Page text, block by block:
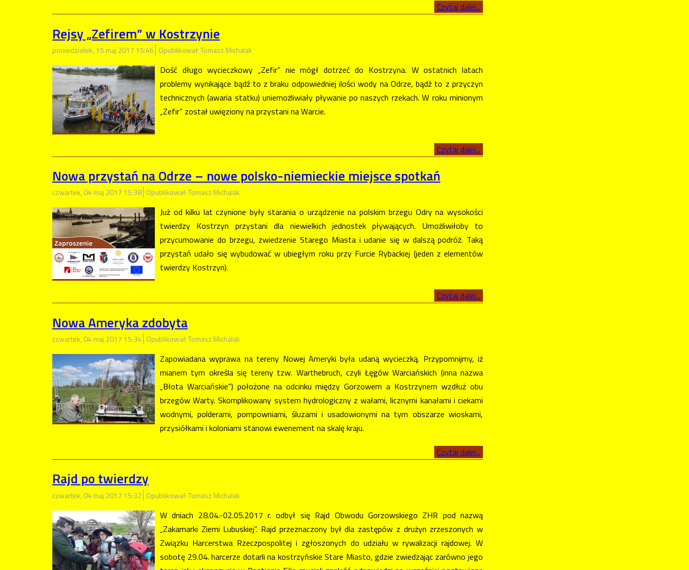
Czytaj dalej...
Rejsy „Zefirem” w Kostrzynie
poniedziałek, 15 maj 2017 15:46 Opublikował: Tomasz Michalak
Dość długo wycieczkowy „Zefir” nie mógł dotrzeć do Kostrzyna. W ostatnich latach
problemy wynikające bądź to z braku odpowiedniej ilości wody na Odrze, bądź to z przyczyn
technicznych (awaria statku) uniemożliwiały pływanie po naszych rzekach. W roku minionym
„Zefir” został uwięziony na przystani na Warcie.
Czytaj dalej...
Nowa przystań na Odrze – nowe polsko-niemieckie miejsce spotkań
czwartek, 04 maj 2017 15:38 Opublikował: Tomasz Michalak
Już od kilku lat czynione były starania o urządzenie na polskim brzegu Odry na wysokości
twierdzy Kostrzyn przystani dla niewielkich jednostek pływających. Umożliwiłoby to
przycumowanie do brzegu, zwiedzenie Starego Miasta i udanie się w dalszą podróż. Taką
przystań udało się wybudować w ubiegłym roku przy Furcie Rybackiej (jeden z elementów
twierdzy Kostrzyn).
Czytaj dalej...
Nowa Ameryka zdobyta
czwartek, 04 maj 2017 15:34 Opublikował: Tomasz Michalak
Zapowiadana wyprawa na tereny Nowej Ameryki była udaną wycieczką. Przypomnijmy, iż
mianem tym określa się tereny tzw. Warthebruch, czyli Łęgów Warciańskich (inna nazwa
„Błota Warciańskie”) położone na odcinku między Gorzowem a Kostrzynem wzdłuż obu
brzegów Warty. Skomplikowany system hydrologiczny z wałami, licznymi kanałami i ciekami
wodnymi, polderami, pompowniami, śluzami i usadowionymi na tym obszarze wioskami,
przysiółkami i koloniami stanowi ewenement na skalę kraju.
Czytaj dalej...
Rajd po twierdzy
czwartek, 04 maj 2017 15:32 Opublikował: Tomasz Michalak
W dniach 28.04.-02.05.2017 r. odbył się Rajd Obwodu Gorzowskiego ZHR pod nazwą
„Zakamarki Ziemi Lubuskiej”. Rajd przeznaczony był dla zastępów z drużyn zrzeszonych w
Związku Harcerstwa Rzeczpospolitej i zgłoszonych do udziału w rywalizacji rajdowej. W
sobotę 29.04. harcerze dotarli na kostrzyńskie Stare Miasto, gdzie zwiedzając zarówno jego